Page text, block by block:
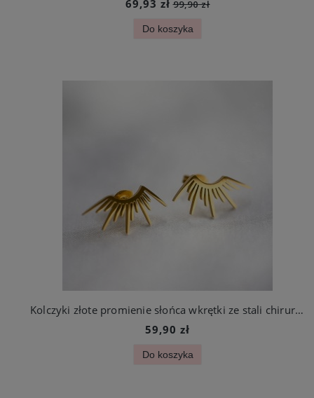
69,93 zł 99,90 zł
Do koszyka
Kolczyki złote promienie słońca wkrętki ze stali chirurgicznej
59,90 zł
Do koszyka